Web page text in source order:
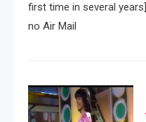
first time in several
no Air Mail